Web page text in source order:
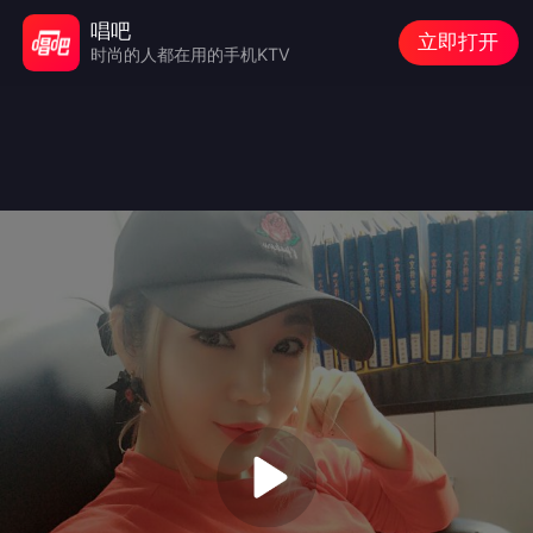
唱吧
时尚的人都在用的手机KTV
立即打开